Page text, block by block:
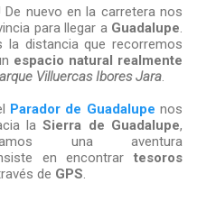
nuevo en la carretera nos
para llegar a Guadalupe.
la distancia que recorremos
espacio natural realmente
Villuercas Ibores Jara.
Parador de Guadalupe nos
laSierra de Guadalupe,
una aventura
en encontrartesoros
de GPS.